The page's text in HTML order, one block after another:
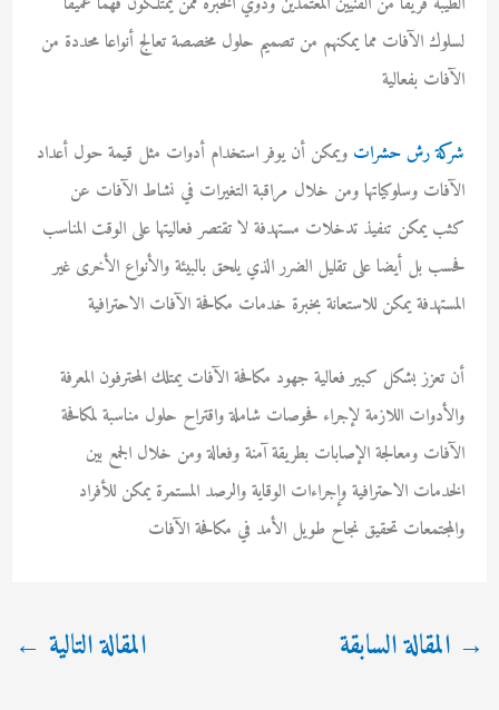
لسلوك الآفات مما يمكنهم من تصميم حلول مخصصة تعالج أنواعا محددة من
الآفات بفعالية
شركة رش حشرات ويمكن أن يوفر استخدام أدوات مثل قيمة حول أعداد
الآفات وسلوكياتها ومن خلال مراقبة التغيرات في نشاط الآفات عن
كثب يمكن تنفيذ تدخلات مستهدفة لا تقتصر فعاليتها على الوقت المناسب
فحسب بل أيضا على تقليل الضرر الذي يلحق بالبيئة والأنواع الأخرى غير
المستهدفة يمكن للاستعانة بخبرة خدمات مكافحة الآفات الاحترافية
أن تعزز بشكل كبير فعالية جهود مكافحة الآفات يمتلك المحترفون المعرفة
والأدوات اللازمة لإجراء فحوصات شاملة واقتراح حلول مناسبة لمكافحة
الآفات ومعالجة الإصابات بطريقة آمنة وفعالة ومن خلال الجمع بين
الخدمات الاحترافية وإجراءات الوقاية والرصد المستمرة يمكن للأفراد
والمجتمعات تحقيق نجاح طويل الأمد في مكافحة الآفات
→ المقالة السابقة المقالة التالية ←